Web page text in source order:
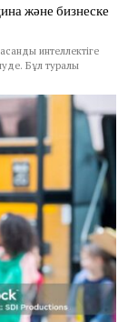
және бизнеске
интеллектіге
Бұл туралы